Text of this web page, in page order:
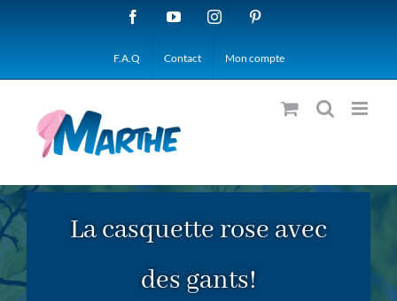
FacebookYouTubeInstagram
F.A.Q Contact Mon compte
La casquette rose avec
des gants!